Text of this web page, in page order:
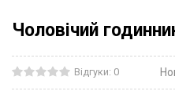
Чоловічий
Відгуки: 0